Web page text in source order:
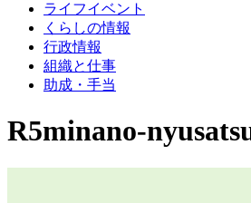
ライフイベント
くらしの情報
行政情報
組織と仕事
助成・手当
R5minano-